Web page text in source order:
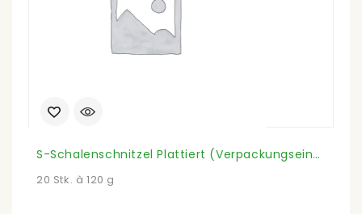
S-Schalenschnitzel Plattiert (Verpackungseinheit)
20 Stk. à 120 g